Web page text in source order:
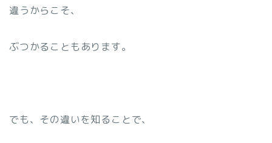
違うからこそ、
ぶつかることもあります。
でも、その違いを知ることで、